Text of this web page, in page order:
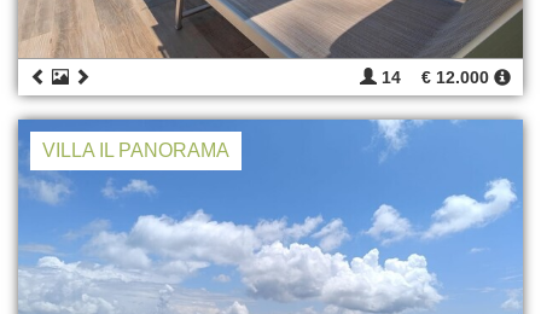
14 € 12.000
VILLA IL PANORAMA